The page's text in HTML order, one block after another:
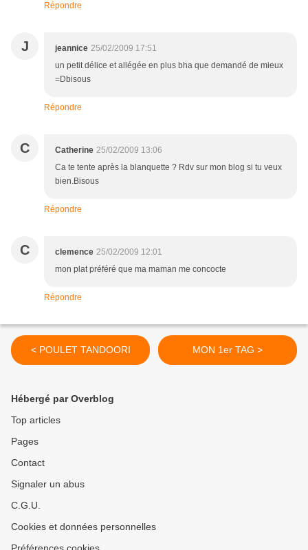
Répondre
J jeannice 25/02/2009 17:51
un petit délice et allégée en plus bha que demandé de mieux
=Dbisous
Répondre
C Catherine 25/02/2009 13:06
Ca te tente après la blanquette ? Rdv sur mon blog si tu veux
bien.Bisous
Répondre
C clemence 25/02/2009 12:01
mon plat préféré que ma maman me concocte
Répondre
< POULET TANDOORI MON 1er TAG >
Hébergé par Overblog
Top articles
Pages
Contact
Signaler un abus
C.G.U.
Cookies et données personnelles